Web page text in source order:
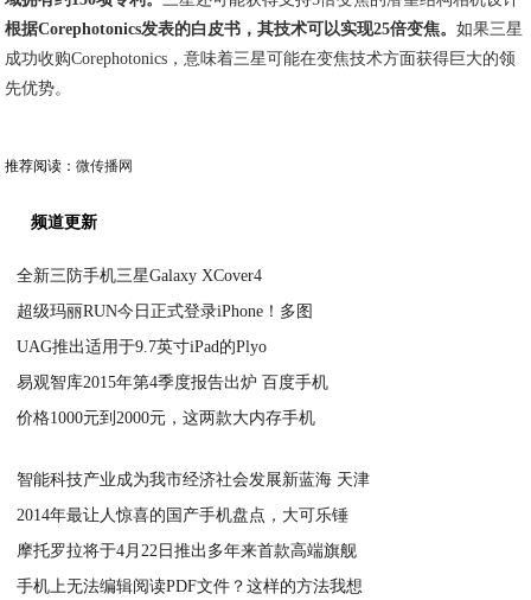
根据Corephotonics发表的白皮书，其技术可以实现25倍变焦。如果三星
成功收购Corephotonics，意味着三星可能在变焦技术方面获得巨大的领
先优势。
推荐阅读：微传播网
频道更新
全新三防手机三星Galaxy XCover4
超级玛丽RUN今日正式登录iPhone！多图
UAG推出适用于9.7英寸iPad的Plyo
易观智库2015年第4季度报告出炉 百度手机
价格1000元到2000元，这两款大内存手机
智能科技产业成为我市经济社会发展新蓝海 天津
2014年最让人惊喜的国产手机盘点，大可乐锤
摩托罗拉将于4月22日推出多年来首款高端旗舰
手机上无法编辑阅读PDF文件？这样的方法我想